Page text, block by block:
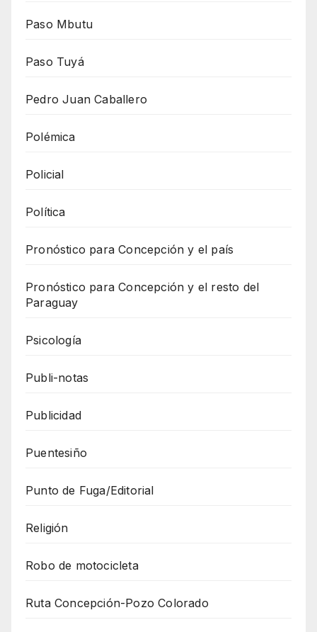
Paso Mbutu
Paso Tuyá
Pedro Juan Caballero
Polémica
Policial
Política
Pronóstico para Concepción y el país
Pronóstico para Concepción y el resto del
Paraguay
Psicología
Publi-notas
Publicidad
Puentesiño
Punto de Fuga/Editorial
Religión
Robo de motocicleta
Ruta Concepción-Pozo Colorado